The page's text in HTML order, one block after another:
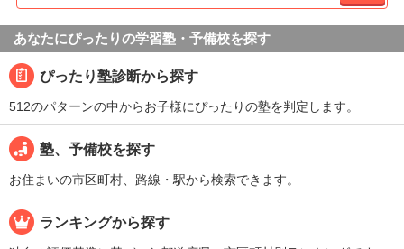
あなたにぴったりの学習塾・予備校を探す
ぴったり塾診断から探す
512のパターンの中からお子様にぴったりの塾を判定します。
塾、予備校を探す
お住まいの市区町村、路線・駅から検索できます。
ランキングから探す